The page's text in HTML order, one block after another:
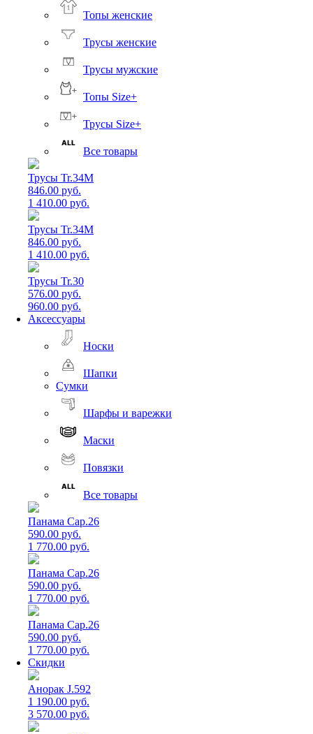
Топы женские
Трусы женские
Трусы мужские
Топы Size+
Трусы Size+
Все товары
Трусы Tr.34M
846.00 руб.
1 410.00 руб.
Трусы Tr.34M
846.00 руб.
1 410.00 руб.
Трусы Tr.30
576.00 руб.
960.00 руб.
Аксессуары
Носки
Шапки
Сумки
Шарфы и варежки
Маски
Повязки
Все товары
Панама Cap.26
590.00 руб.
1 770.00 руб.
Панама Cap.26
590.00 руб.
1 770.00 руб.
Панама Cap.26
590.00 руб.
1 770.00 руб.
Скидки
Анорак J.592
1 190.00 руб.
3 570.00 руб.